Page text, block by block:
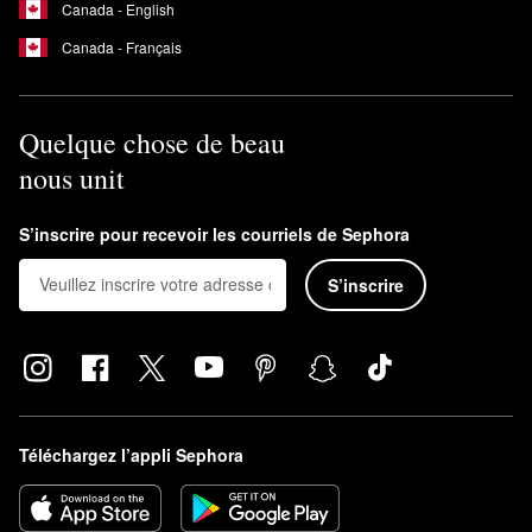
qui permet de se sentir bien. Le mélange de notes de poire, de
Canada - English
Canada - Français
Quelque chose de beau
nous unit
S’inscrire pour recevoir les courriels de Sephora
S’inscrire
Téléchargez l’appli Sephora